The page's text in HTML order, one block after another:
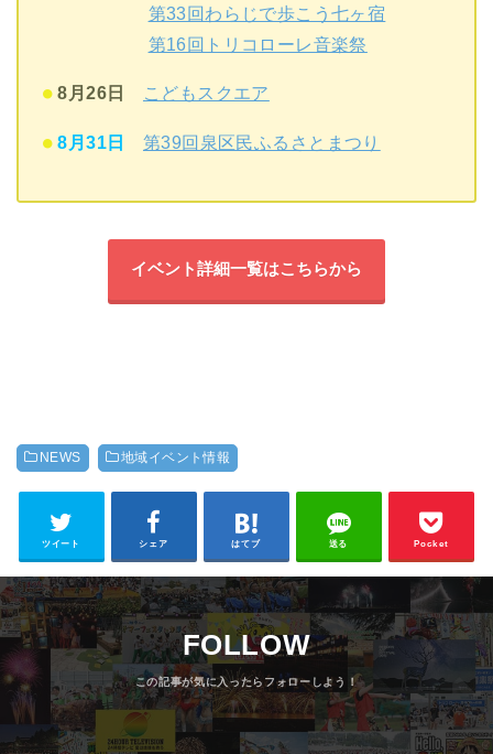
第33回わらじで歩こう七ヶ宿
第16回トリコローレ音楽祭
8月26日 こどもスクエア
8月31日 第39回泉区民ふるさとまつり
イベント詳細一覧はこちらから
NEWS 地域イベント情報
ツイート シェア はてブ 送る Pocket
FOLLOW